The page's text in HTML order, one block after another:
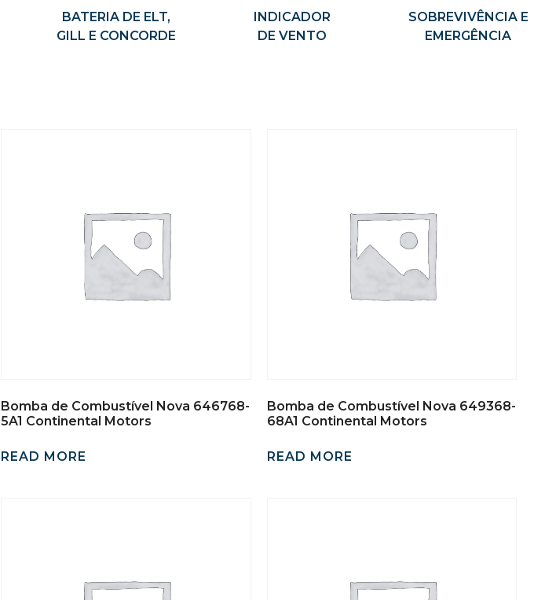
BATERIA DE ELT,
GILL E CONCORDE
INDICADOR
DE VENTO
SOBREVIVÊNCIA E
EMERGÊNCIA
Bomba de Combustível Nova 646768-
5A1 Continental Motors
READ MORE
Bomba de Combustível Nova 649368-
68A1 Continental Motors
READ MORE